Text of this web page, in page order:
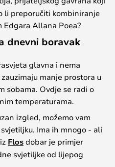
li preporučiti kombiniranje
Edgara Allana Poea?
dnevni boravak
glavna i nema
manje prostora u
sobama. Ovdje se radi o
temperaturama.
izgled, možemo vam
Ima ih mnogo - ali
iz Flosdobar je primjer
svjetiljke od lijepog